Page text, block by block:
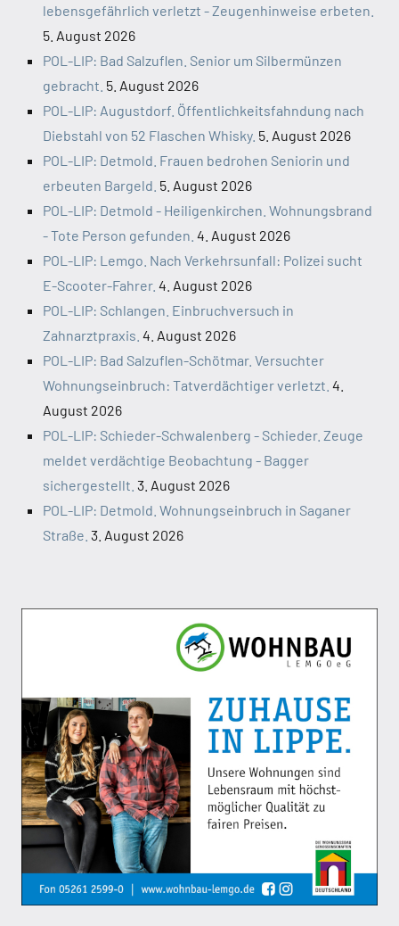
lebensgefährlich verletzt - Zeugenhinweise erbeten.
5. August 2026
POL-LIP: Bad Salzuflen. Senior um Silbermünzen
gebracht. 5. August 2026
POL-LIP: Augustdorf. Öffentlichkeitsfahndung nach
Diebstahl von 52 Flaschen Whisky. 5. August 2026
POL-LIP: Detmold. Frauen bedrohen Seniorin und
erbeuten Bargeld. 5. August 2026
POL-LIP: Detmold - Heiligenkirchen. Wohnungsbrand
- Tote Person gefunden. 4. August 2026
POL-LIP: Lemgo. Nach Verkehrsunfall: Polizei sucht
E-Scooter-Fahrer. 4. August 2026
POL-LIP: Schlangen. Einbruchversuch in
Zahnarztpraxis. 4. August 2026
POL-LIP: Bad Salzuflen-Schötmar. Versuchter
Wohnungseinbruch: Tatverdächtiger verletzt. 4.
August 2026
POL-LIP: Schieder-Schwalenberg - Schieder. Zeuge
meldet verdächtige Beobachtung - Bagger
sichergestellt. 3. August 2026
POL-LIP: Detmold. Wohnungseinbruch in Saganer
Straße. 3. August 2026